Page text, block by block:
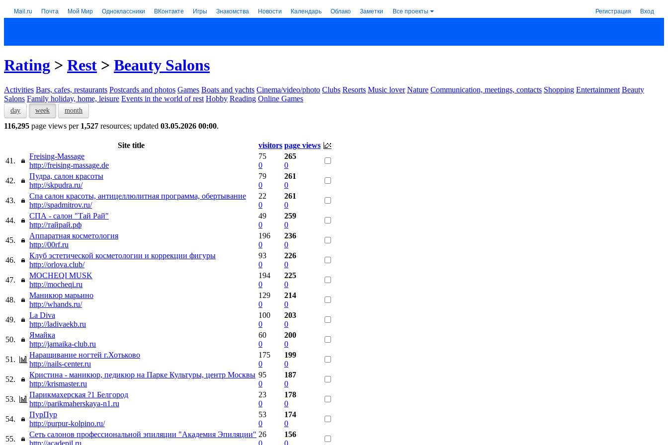
Mail.ru Почта Мой Мир Одноклассники ВКонтакте Игры Знакомства Новости Календарь Облако Заметки Все проекты Регистрация Вход
Rating > Rest > Beauty Salons
Activities Bars, cafes, restaurants Postcards and photos Games Boats and yachts Cinema/video/photo Clubs Resorts Music lover Nature Communication, meetings, contacts Shopping Entertainment Beauty
Salons Family holiday, home, leisure Events in the world of rest Hobby Reading Online Games
day week month
116,295 page views per 1,527 resources; updated 03.05.2026 00:00.
Site title visitors page views
41.
Freising-Massage
http://freising-massage.de
75
0
265
0
42.
Пудра, салон красоты
http://skpudra.ru/
79
0
261
0
43.
Cпа салон красоты, антицеллюлитная программа, обертывание
http://spadmitrov.ru/
22
0
261
0
44.
СПА - салон "Тай Рай"
http://тайрай.рф
49
0
259
0
45.
Аппаратная косметология
http://00rf.ru
196
0
236
0
46.
Клуб эстетической косметологии и коррекции фигуры
http://orlova.club/
93
0
226
0
47.
MOCHEQI MUSK
http://mocheqi.ru
194
0
225
0
48.
Маникюр марьино
http://whands.ru/
129
0
214
0
49.
La Diva
http://ladivaekb.ru
100
0
203
0
50.
Ямайка
http://jamaika-club.ru
60
0
200
0
51.
Наращивание ногтей г.Хотьково
http://nails-center.ru
175
0
199
0
52.
Кристина - маникюр, педикюр на Парке Культуры, центр Москвы
http://krismaster.ru
95
0
187
0
53.
Парикмахерская ?1 Белгород
http://parikmaherskaya-n1.ru
23
0
178
0
54.
ПурПур
http://purpur-kolpino.ru/
53
0
174
0
55.
Сеть салонов профессиональной эпиляции "Академия Эпиляции"
http://acadepil.ru
26
0
156
0